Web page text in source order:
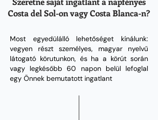
Costa del Sol-on vagy Costa Blanca-n?
Most egyedülálló lehetőséget kínálunk:
vegyen részt személyes, magyar nyelvű
látogató körutunkon, és ha a körút során
vagy legkésőbb 60 napon belül lefoglal
egy Önnek bemutatott ingatlant